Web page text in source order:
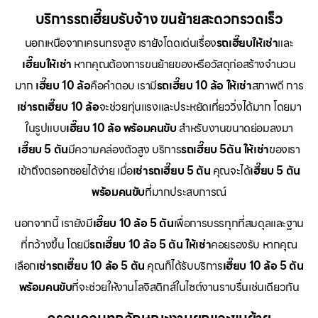
บริการรถเฮี๊ยบรับจ้าง ขนย้ายสะดวกรวดเร็ว
นอกเหนือจากเครนทรงสูง เรายังโดดเด่นเรื่องรถเฮี๊ยบให้เช่าและ
เฮี๊ยบให้เช่า หากคุณต้องการขนย้ายของหรือวัสดุก่อสร้างจำนวน
มาก เฮี๊ยบ 10 ล้อคือคำตอบ เรามีรถเฮี๊ยบ 10 ล้อ ให้เช่าสภาพดี การ
เช่ารถเฮี๊ยบ 10 ล้อจะช่วยทุ่นแรงและประหยัดเที่ยววิ่งได้มาก โดยมา
ในรูปแบบเฮี๊ยบ 10 ล้อ พร้อมคนขับ สำหรับงานขนาดย่อมลงมา
เฮี๊ยบ 5 ตันมีความคล่องตัวสูง บริการรถเฮี๊ยบ 5ตัน ให้เช่าของเรา
เข้าถึงตรอกซอยได้ง่าย เมื่อเช่ารถเฮี๊ยบ 5 ตัน คุณจะได้เฮี๊ยบ 5 ตัน
พร้อมคนขับที่มากประสบการณ์
นอกจากนี้ เรายังมีเฮี๊ยบ 10 ล้อ 5 ตันเพื่อการบรรทุกที่สมดุลและฐาน
ที่กว้างขึ้น โดยมีรถเฮี๊ยบ 10 ล้อ 5 ตัน ให้เช่าคอยรองรับ หากคุณ
เลือกเช่ารถเฮี๊ยบ 10 ล้อ 5 ตัน คุณก็ได้รับบริการเฮี๊ยบ 10 ล้อ 5 ตัน
พร้อมคนขับที่จะช่วยให้งานโลจิสติกส์ในไซต์งานราบรื่นเช่นเดียวกัน